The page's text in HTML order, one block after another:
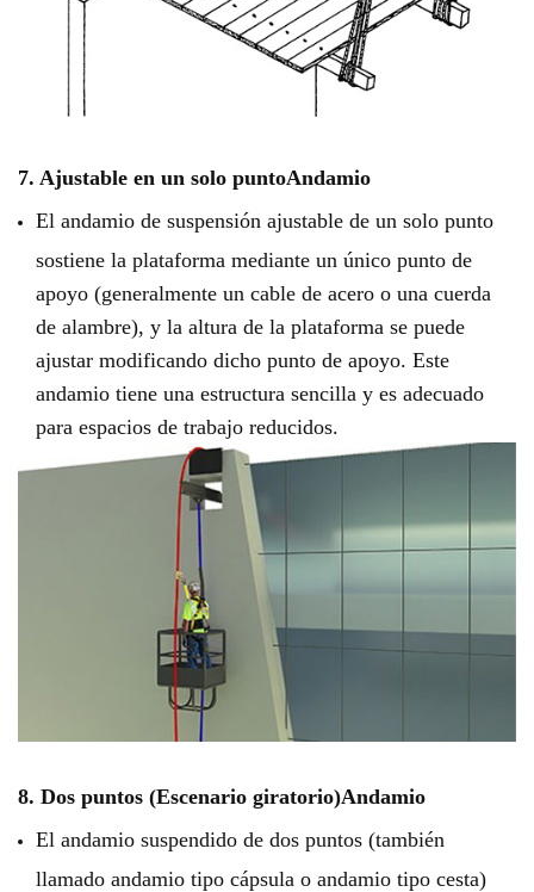
7. Ajustable en un solo puntoAndamio
El andamio de suspensión ajustable de un solo punto
sostiene la plataforma mediante un único punto de
apoyo (generalmente un cable de acero o una cuerda
de alambre), y la altura de la plataforma se puede
ajustar modificando dicho punto de apoyo. Este
andamio tiene una estructura sencilla y es adecuado
para espacios de trabajo reducidos.
8. Dos puntos (Escenario giratorio)Andamio
El andamio suspendido de dos puntos (también
llamado andamio tipo cápsula o andamio tipo cesta)